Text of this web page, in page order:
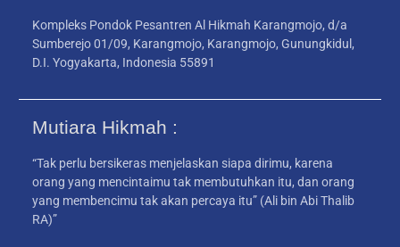
Kompleks Pondok Pesantren Al Hikmah Karangmojo, d/a
Sumberejo 01/09, Karangmojo, Karangmojo, Gunungkidul,
D.I. Yogyakarta, Indonesia 55891
Mutiara Hikmah :
“Tak perlu bersikeras menjelaskan siapa dirimu, karena
orang yang mencintaimu tak membutuhkan itu, dan orang
yang membencimu tak akan percaya itu” (Ali bin Abi Thalib
RA)”